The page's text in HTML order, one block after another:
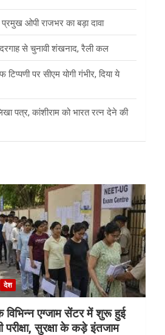
ओपी राजभर का बड़ा दावा
से चुनावी शंखनाद, रैली कल
पर सीएम योगी गंभीर, दिया ये
पत्र, कांशीराम को भारत रत्न देने की
देश
एग्जाम सेंटर में शुरू हुई
परीक्षा, सुरक्षा के कड़े इंतजाम